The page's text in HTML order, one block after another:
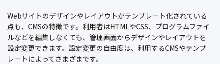
Webサイトのデザインやレイアウトがテンプレート化されている
点も、CMSの特徴です。利用者はHTMLやCSS、プログラムファイ
ルなどを編集しなくても、管理画面からデザインやレイアウトを
設定変更できます。設定変更の自由度は、利用するCMSやテンプ
レートによってさまざまです。